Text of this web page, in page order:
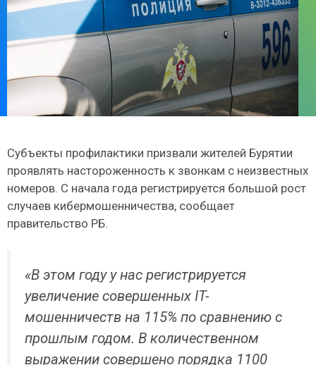
Субъекты профилактики призвали жителей Бурятии
проявлять настороженность к звонкам с неизвестных
номеров. С начала года регистрируется большой рост
случаев кибермошенничества, сообщает
правительство РБ.
«В этом году у нас регистрируется
увеличение совершенных IT-
мошенничеств на 115% по сравнению с
прошлым годом. В количественном
выражении совершено порядка 1100